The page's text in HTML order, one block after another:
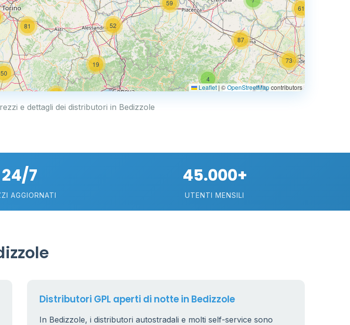
50
19
52
81
4
87
59
61
73
21
0.769 €
Leaflet | ©OpenStreetMapcontributors
e dettagli dei distributori in Bedizzole
24/7
AGGIORNATI
45.000+
UTENTI MENSILI
Distributori GPL aperti di notte in Bedizzole
In Bedizzole, i distributori autostradali e molti self-service sono